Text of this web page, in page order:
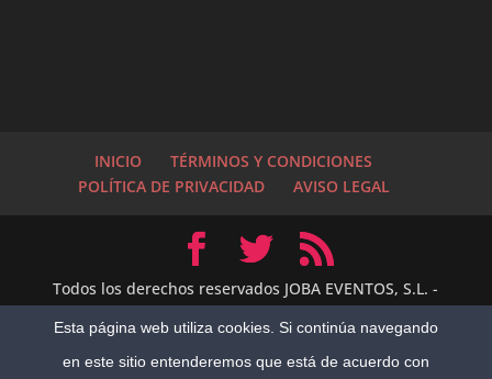
INICIO
TÉRMINOS Y CONDICIONES
POLÍTICA DE PRIVACIDAD
AVISO LEGAL
Todos los derechos reservados JOBA EVENTOS, S.L. -
Complementarios número NR-V-188 de la Agencia
Valenciana de Turismo Rediseño por:Alejandro
Esta página web utiliza cookies. Si continúa navegando
en este sitio entenderemos que está de acuerdo con
Hola, me llamo Juan Bautista y...
1